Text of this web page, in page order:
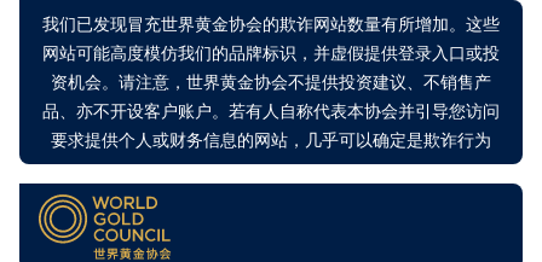
我们已发现冒充世界黄金协会的欺诈网站数量有所增加。这些
网站可能高度模仿我们的品牌标识，并虚假提供登录入口或投
资机会。请注意，世界黄金协会不提供投资建议、不销售产
品、亦不开设客户账户。若有人自称代表本协会并引导您访问
要求提供个人或财务信息的网站，几乎可以确定是欺诈行为